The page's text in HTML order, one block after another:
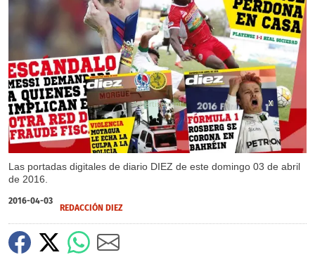
Las portadas digitales de diario DIEZ de este domingo 03 de abril
de 2016.
X
X
X
X
X
X
X
2016-04-03
REDACCIÓN DIEZ